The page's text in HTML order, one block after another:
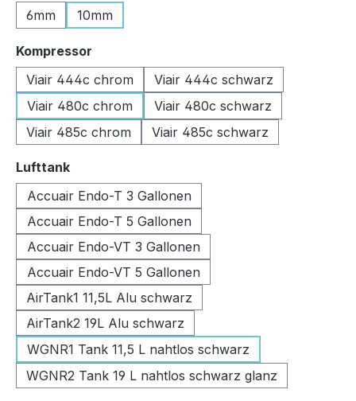
6mm
10mm
Kompressor
Viair 444c chrom
Viair 444c schwarz
Viair 480c chrom
Viair 480c schwarz
Viair 485c chrom
Viair 485c schwarz
Lufttankauswählen
Accuair Endo-T 3 Gallonen
Accuair Endo-T 5 Gallonen
Accuair Endo-VT 3 Gallonen
Accuair Endo-VT 5 Gallonen
AirTank1 11,5L Alu schwarz
AirTank2 19L Alu schwarz
WGNR1 Tank 11,5 L nahtlos schwarz
WGNR2 Tank 19 L nahtlos schwarz glanz